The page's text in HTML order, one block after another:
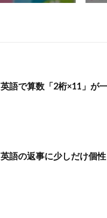
英語で算数「2桁×11」が
英語の返事に少しだけ個